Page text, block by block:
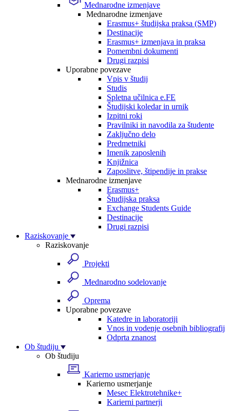
Mednarodne izmenjave
Mednarodne izmenjave
Erasmus+ študijska praksa (SMP)
Destinacije
Erasmus+ izmenjava in praksa
Pomembni dokumenti
Drugi razpisi
Uporabne povezave
Vpis v študij
Studis
Spletna učilnica e.FE
Študijski koledar in urnik
Izpitni roki
Pravilniki in navodila za študente
Zaključno delo
Predmetniki
Imenik zaposlenih
Knjižnica
Zaposlitve, štipendije in prakse
Mednarodne izmenjave
Erasmus+
Študijska praksa
Exchange Students Guide
Destinacije
Drugi razpisi
Raziskovanje
Raziskovanje
Projekti
Mednarodno sodelovanje
Oprema
Uporabne povezave
Katedre in laboratoriji
Vnos in vodenje osebnih bibliografij
Odprta znanost
Ob študiju
Ob študiju
Karierno usmerjanje
Karierno usmerjanje
Mesec Elektrotehnike+
Karierni partnerji